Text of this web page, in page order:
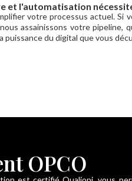
et l'automatisation
votre processus actuel.
assainissons votre pipeline,
puissance du digital que vous
OPCO